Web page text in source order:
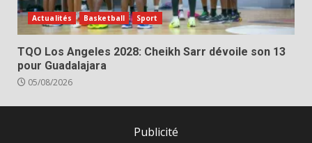
Actualités Basketball Sport
TQO Los Angeles 2028: Cheikh Sarr dévoile son 13
pour Guadalajara
05/08/2026
Publicité